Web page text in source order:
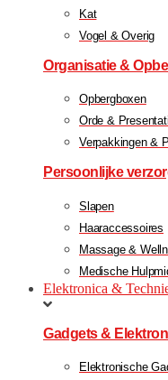
Kat
Vogel & Overig
Organisatie &
Opbergboxen
Orde &
Verpakkingen &
Persoonlijke
Slapen
Haaraccessoires
Massage &
Medische
Elektronica &
Gadgets &
Elektronische